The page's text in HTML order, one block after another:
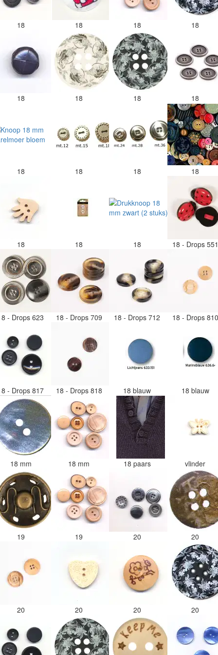
18 18 18 18
18 18 18 18
18 18 18 18
18 18 18 18 - Drops
- Drops 623 18 - Drops 709 18 - Drops 712 18 - Drops
- Drops 817 18 - Drops 818 18 blauw 18 blauw
18 mm 18 mm 18 paars vlinder
19 19 20 20
20 20 20 20